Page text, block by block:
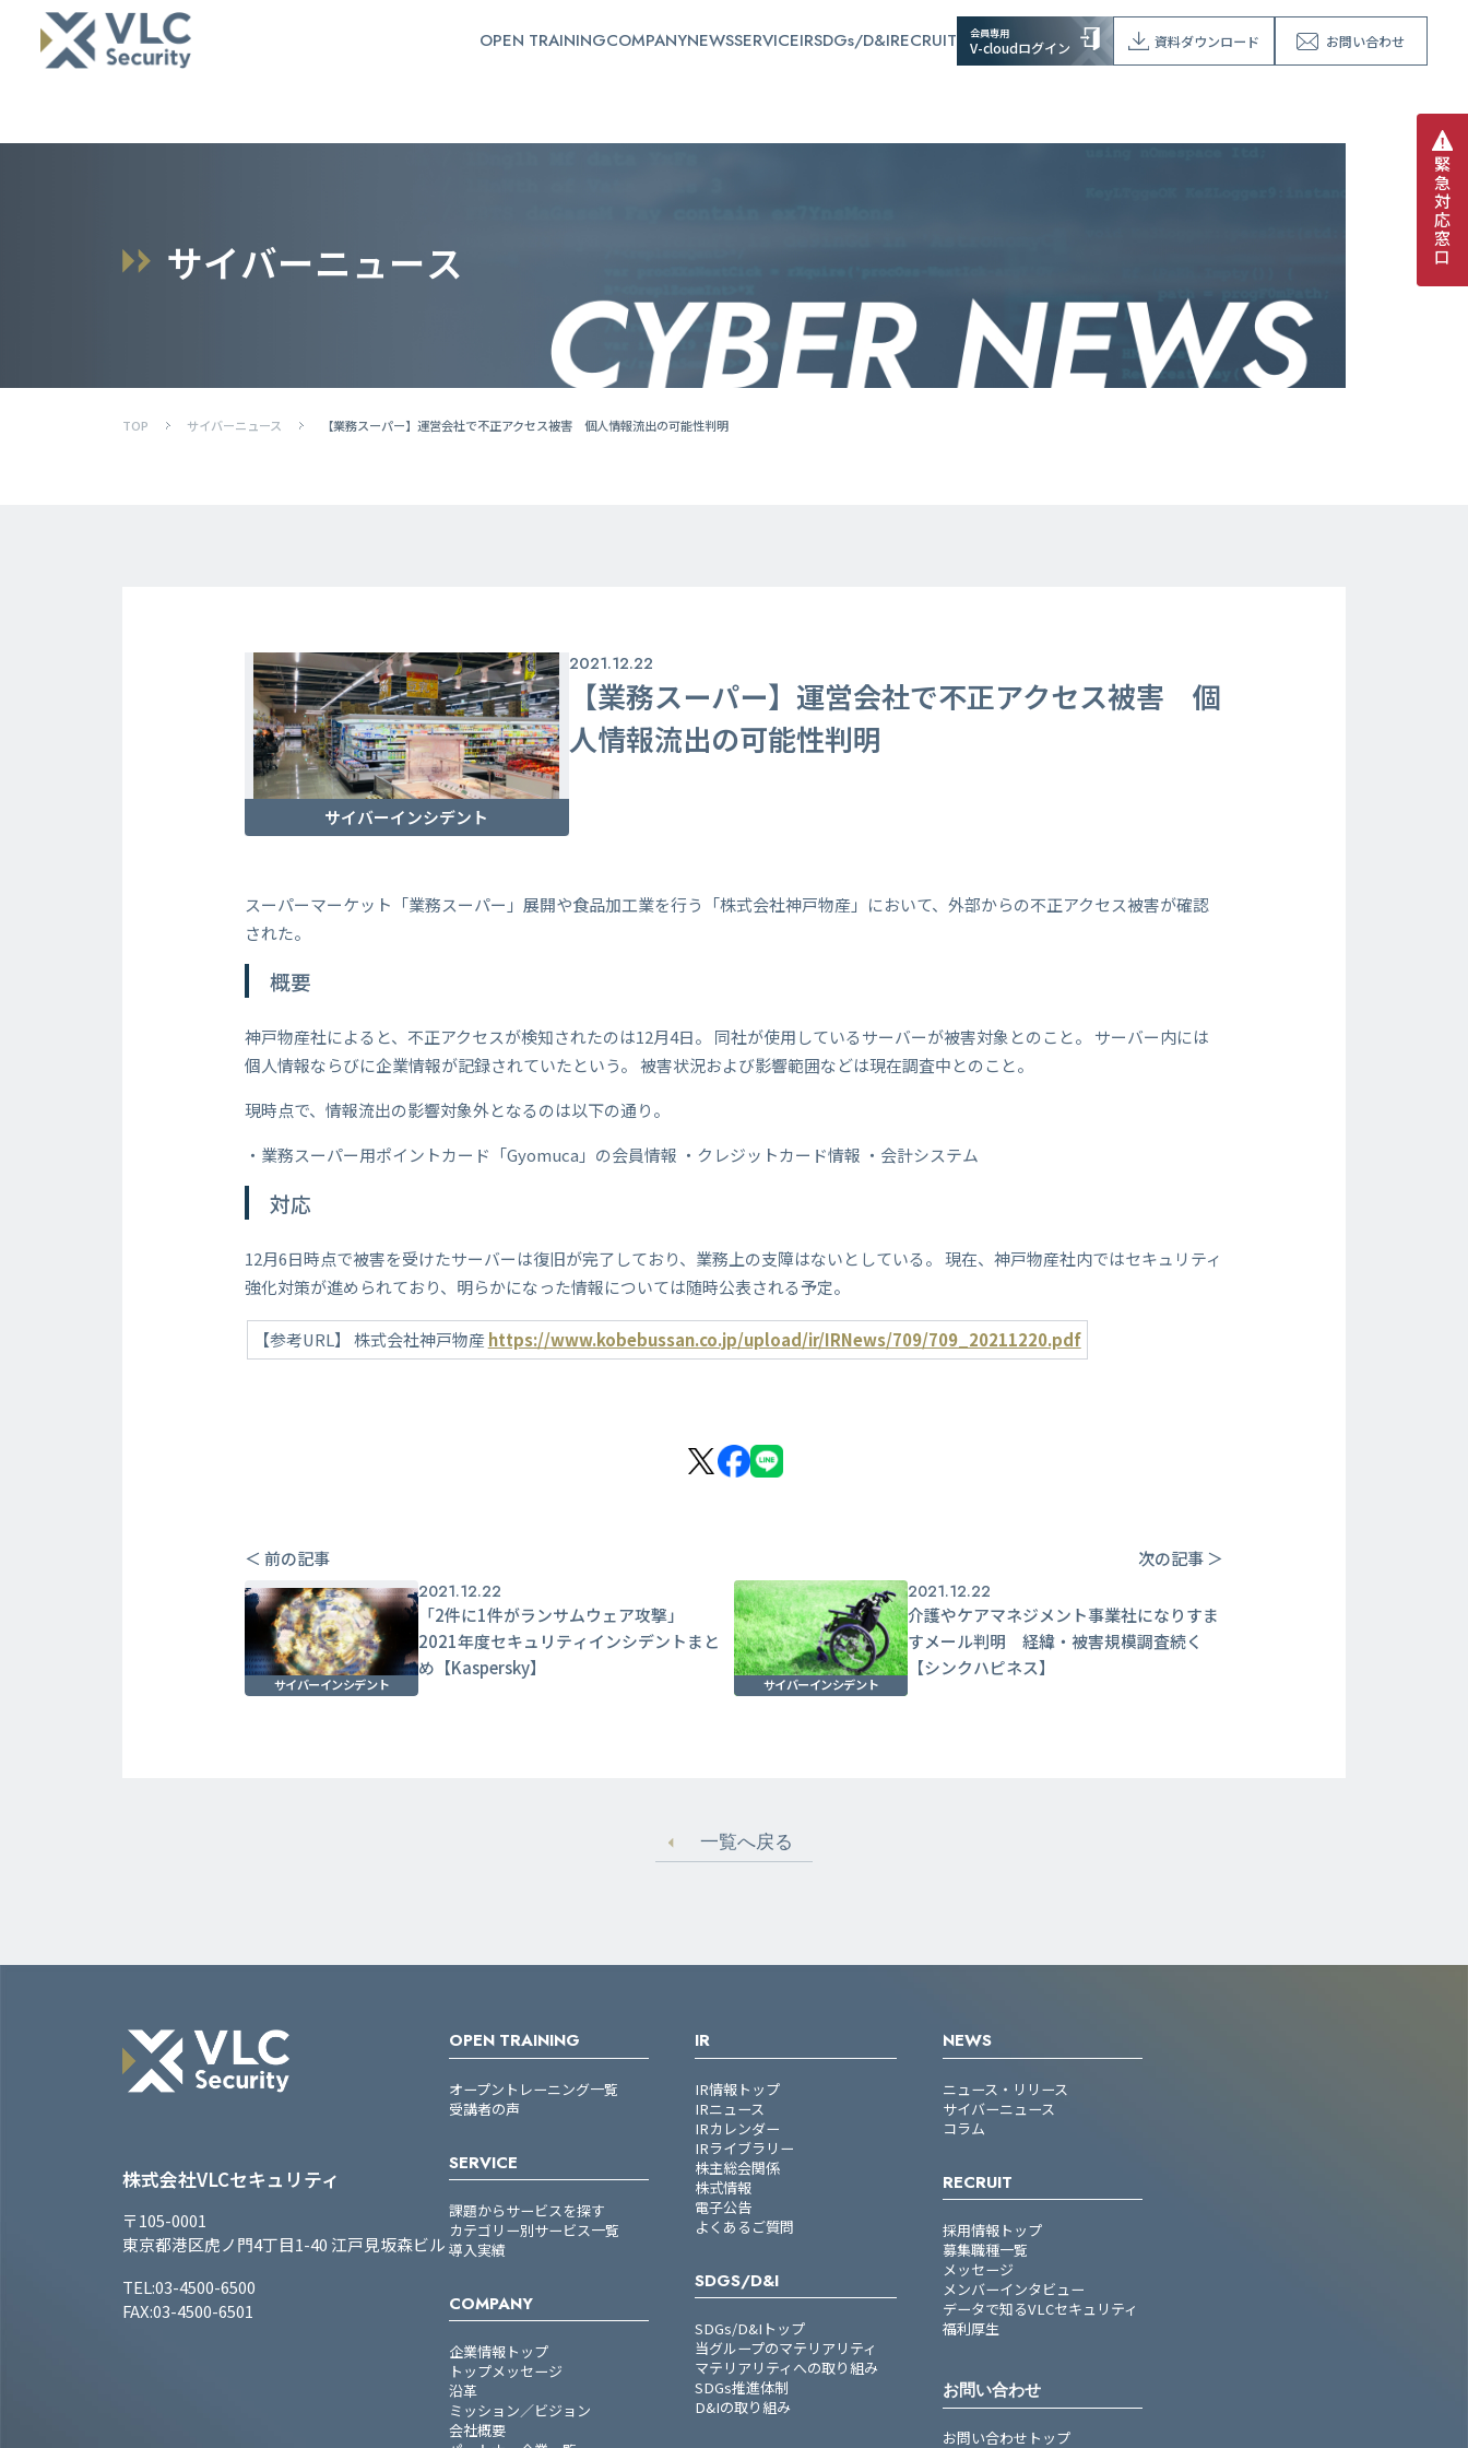
OPEN TRAININGCOMPANYNEWSSERVICEIRSDGs/D&IRECRUIT 会員専用
V-cloudログイン 資料ダウンロード お問い合わせ
緊
急
対
応
窓
口
サイバーニュース
TOP サイバーニュース 【業務スーパー】運営会社で不正アクセス被害 個人情報流出の可能性判明
サイバーインシデント
2021.12.22
【業務スーパー】運営会社で不正アクセス被害 個
人情報流出の可能性判明
スーパーマーケット「業務スーパー」展開や食品加工業を行う「株式会社神戸物産」において、外部からの不正アクセス被害が確認
された。
概要
神戸物産社によると、不正アクセスが検知されたのは12月4日。 同社が使用しているサーバーが被害対象とのこと。 サーバー内には
個人情報ならびに企業情報が記録されていたという。 被害状況および影響範囲などは現在調査中とのこと。
現時点で、情報流出の影響対象外となるのは以下の通り。
・業務スーパー用ポイントカード「Gyomuca」の会員情報 ・クレジットカード情報 ・会計システム
対応
12月6日時点で被害を受けたサーバーは復旧が完了しており、業務上の支障はないとしている。 現在、神戸物産社内ではセキュリティ
強化対策が進められており、明らかになった情報については随時公表される予定。
【参考URL】 株式会社神戸物産https://www.kobebussan.co.jp/upload/ir/IRNews/709/709_20211220.pdf
＜ 前の記事 次の記事 ＞
サイバーインシデント
2021.12.22
「2件に1件がランサムウェア攻撃」
2021年度セキュリティインシデントまと
め【Kaspersky】
サイバーインシデント
2021.12.22
介護やケアマネジメント事業社になりすま
すメール判明 経緯・被害規模調査続く
【シンクハピネス】
一覧へ戻る
株式会社VLCセキュリティ
〒105-0001
東京都港区虎ノ門4丁目1-40 江戸見坂森ビル
TEL:03-4500-6500
FAX:03-4500-6501
OPEN TRAINING
オープントレーニング一覧
受講者の声
SERVICE
課題からサービスを探す
カテゴリー別サービス一覧
導入実績
COMPANY
企業情報トップ
トップメッセージ
沿革
ミッション／ビジョン
会社概要
IR
IR情報トップ
IRニュース
IRカレンダー
IRライブラリー
株主総会関係
株式情報
電子公告
よくあるご質問
SDGS/D&I
SDGs/D&Iトップ
当グループのマテリアリティ
マテリアリティへの取り組み
SDGs推進体制
D&Iの取り組み
NEWS
ニュース・リリース
サイバーニュース
コラム
RECRUIT
採用情報トップ
募集職種一覧
メッセージ
メンバーインタビュー
データで知るVLCセキュリティ
福利厚生
お問い合わせ
お問い合わせトップ